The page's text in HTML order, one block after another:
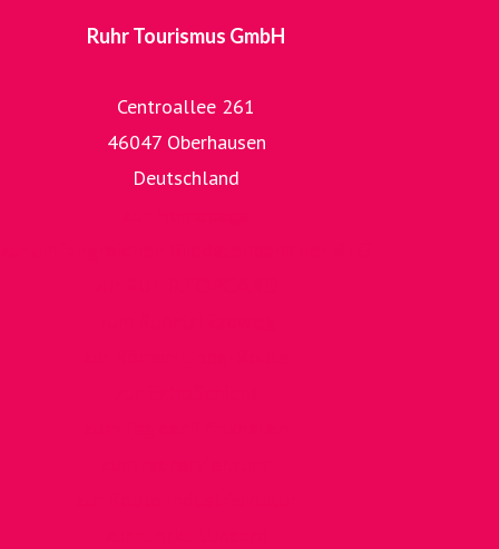
Ruhr Tourismus GmbH
Centroallee 261
46047 Oberhausen
Deutschland